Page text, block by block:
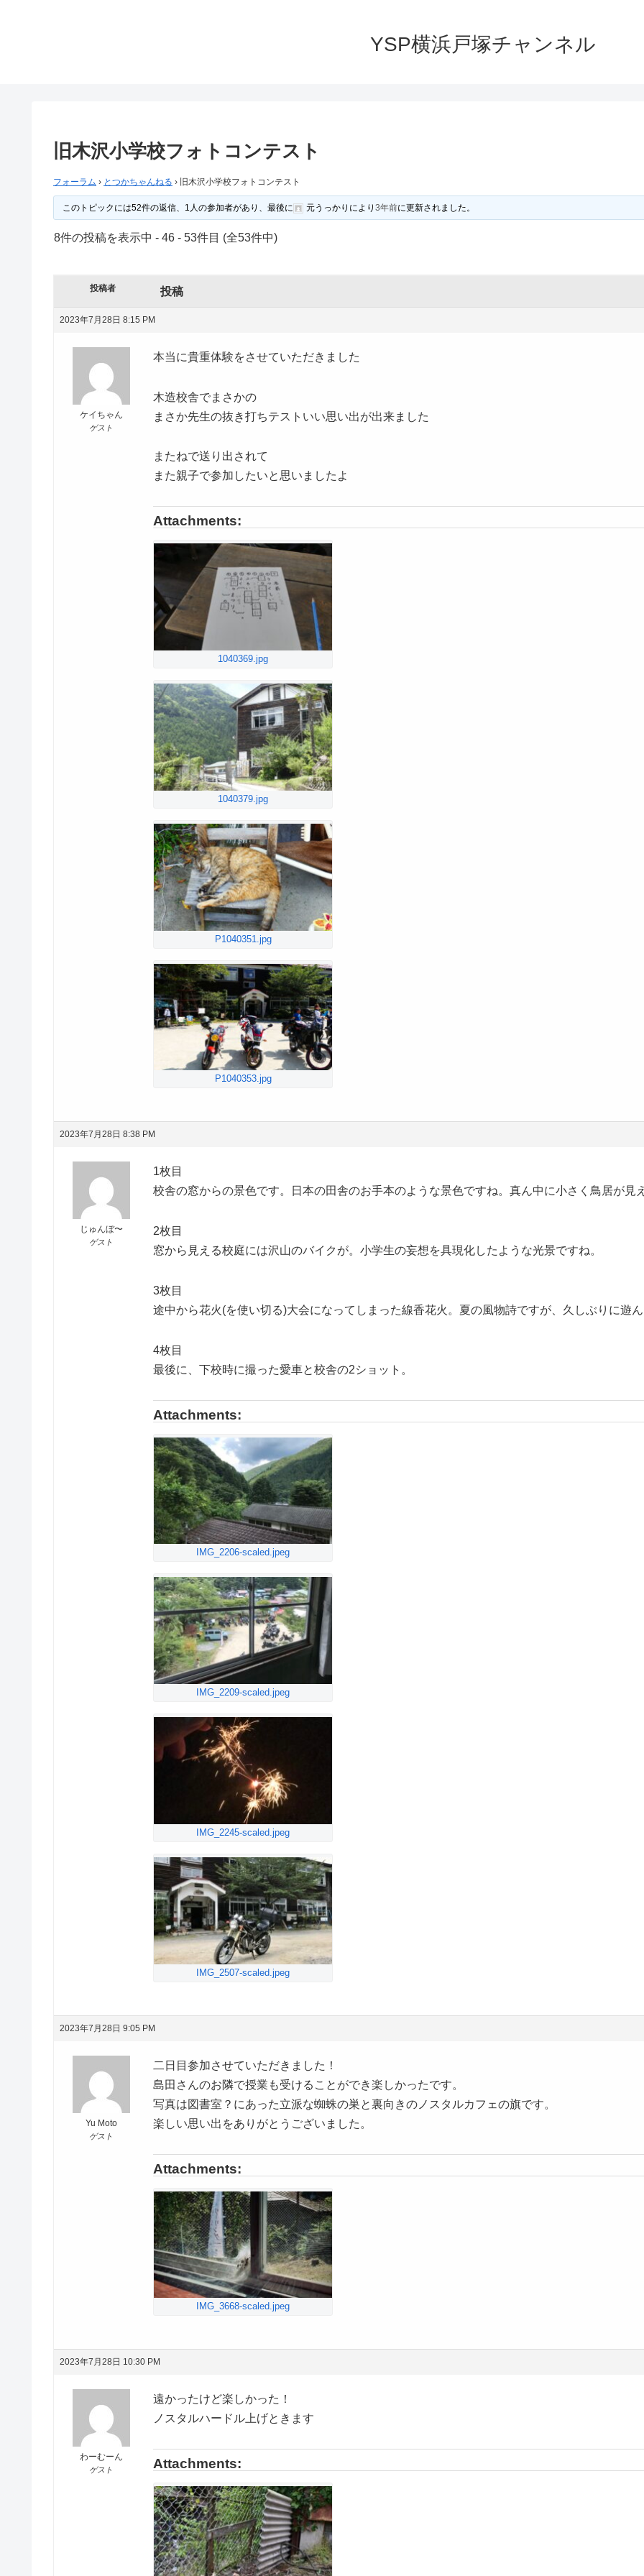
YSP横浜戸塚チャンネル
旧木沢小学校フォトコンテスト
フォーラム › とつかちゃんねる › 旧木沢小学校フォトコンテスト
このトピックには52件の返信、1人の参加者があり、最後に 元うっかり により 3年前に更新されました。
8件の投稿を表示中 - 46 - 53件目 (全53件中)
投稿者 投稿
2023年7月28日 8:15 PM
ケイちゃん
ゲスト
本当に貴重体験をさせていただきました
木造校舎でまさかの
まさか先生の抜き打ちテストいい思い出が出来ました
またねで送り出されて
また親子で参加したいと思いましたよ
Attachments:
1040369.jpg
1040379.jpg
P1040351.jpg
P1040353.jpg
2023年7月28日 8:38 PM
じゅんぼ〜
ゲスト
1枚目
校舎の窓からの景色です。日本の田舎のお手本のような景色ですね。真ん中に小さく鳥居が見
2枚目
窓から見える校庭には沢山のバイクが。小学生の妄想を具現化したような光景ですね。
3枚目
途中から花火(を使い切る)大会になってしまった線香花火。夏の風物詩ですが、久しぶりに遊ん
4枚目
最後に、下校時に撮った愛車と校舎の2ショット。
Attachments:
IMG_2206-scaled.jpeg
IMG_2209-scaled.jpeg
IMG_2245-scaled.jpeg
IMG_2507-scaled.jpeg
2023年7月28日 9:05 PM
Yu Moto
ゲスト
二日目参加させていただきました！
島田さんのお隣で授業も受けることができ楽しかったです。
写真は図書室？にあった立派な蜘蛛の巣と裏向きのノスタルカフェの旗です。
楽しい思い出をありがとうございました。
Attachments:
IMG_3668-scaled.jpeg
2023年7月28日 10:30 PM
わーむーん
ゲスト
遠かったけど楽しかった！
ノスタルハードル上げときます
Attachments: